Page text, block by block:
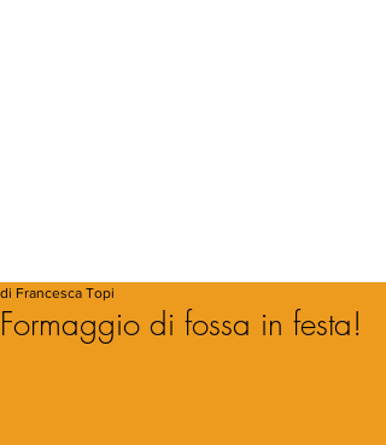
Formaggio di fossa in festa!
di Francesca Topi